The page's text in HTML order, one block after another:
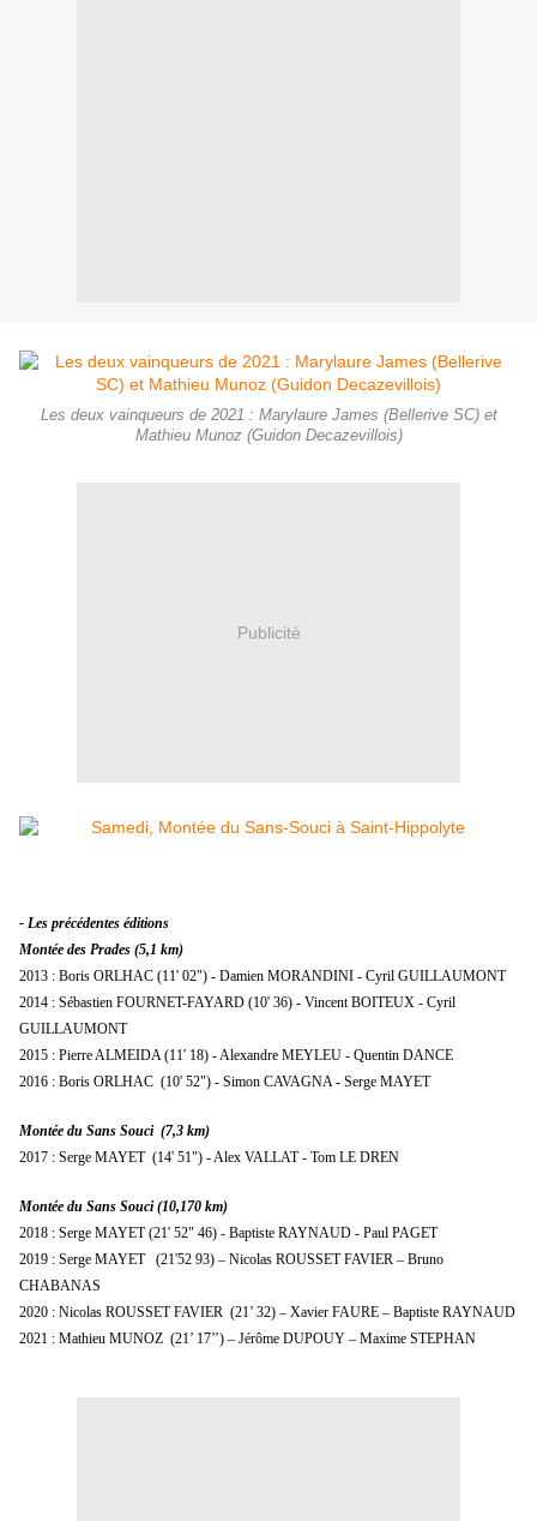
Les deux vainqueurs de 2021 : Marylaure James (Bellerive SC) et
Mathieu Munoz (Guidon Decazevillois)
Publicité
- Les précédentes éditions
Montée des Prades (5,1 km)
2013 : Boris ORLHAC (11' 02") - Damien MORANDINI - Cyril GUILLAUMONT
2014 : Sébastien FOURNET-FAYARD (10' 36) - Vincent BOITEUX - Cyril
GUILLAUMONT
2015 : Pierre ALMEIDA (11' 18) - Alexandre MEYLEU - Quentin DANCE
2016 : Boris ORLHAC (10' 52") - Simon CAVAGNA - Serge MAYET
Montée du Sans Souci (7,3 km)
2017 : Serge MAYET (14' 51") - Alex VALLAT - Tom LE DREN
Montée du Sans Souci (10,170 km)
2018 : Serge MAYET (21' 52" 46) - Baptiste RAYNAUD - Paul PAGET
2019 : Serge MAYET (21'52 93) – Nicolas ROUSSET FAVIER – Bruno
CHABANAS
2020 : Nicolas ROUSSET FAVIER (21’ 32) – Xavier FAURE – Baptiste RAYNAUD
2021 : Mathieu MUNOZ (21’ 17’’) – Jérôme DUPOUY – Maxime STEPHAN